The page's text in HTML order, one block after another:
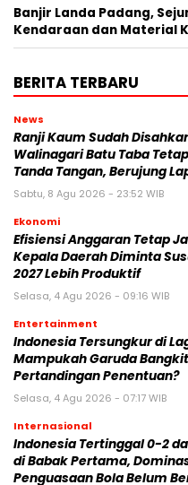
Banjir Landa Padang,
Kendaraan dan Material
BERITA TERBARU
News
Ranji Kaum Sudah
Walinagari Batu Taba
Tanda Tangan, Berujung
Sabtu, 8 Agu 2026 - 23:52 WIB
Ekonomi
Efisiensi Anggaran Tetap
Kepala Daerah Diminta
2027 Lebih Produktif
Selasa, 4 Agu 2026 - 09:16 WIB
Entertainment
Indonesia Tersungkur di
Mampukah Garuda
Pertandingan Penentuan?
Selasa, 4 Agu 2026 - 07:17 WIB
Internasional
Indonesia Tertinggal 0-2
di Babak Pertama,
Penguasaan Bola Belum